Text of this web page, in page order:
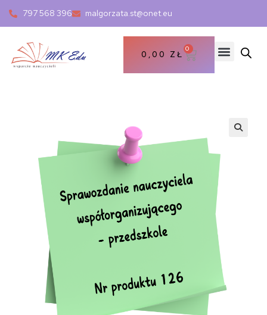
797 568 396 malgorzata.st@onet.eu
0,00 ZŁ
0